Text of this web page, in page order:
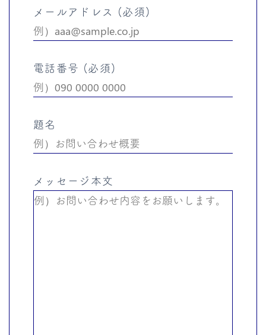
メールアドレス (必須)
電話番号 (必須)
題名
メッセージ本文